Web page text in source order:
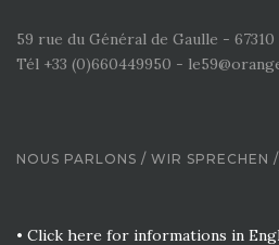
59 rue du Général de Gaulle -
Tél +33 (0)660449950 -
NOUS PARLONS / WIR SPRECHEN
• Click here for informations in